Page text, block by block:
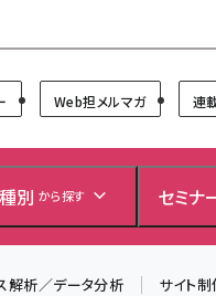
Web担メルマガ 連
別 から探す セミナ
解析／データ分析 サイト
ケートにご協力ください ／
創刊20周年。ご回答者には抽
ページはこちらから▼